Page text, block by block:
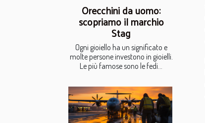
Orecchini da uomo:
scopriamo il marchio
Stag
Ogni gioiello ha un significato e
molte persone investono in gioielli.
Le più famose sono le fedi...